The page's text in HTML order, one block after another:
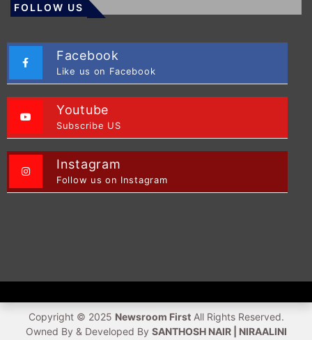
FOLLOW US
Facebook
Like us on Facebook
Youtube
Subscribe US
Instagram
Follow us on Instagram
Copyright © 2025 Newsroom FirstAll Rights Reserved.
Owned By & Developed By SANTHOSH NAIR | NIRAALINI